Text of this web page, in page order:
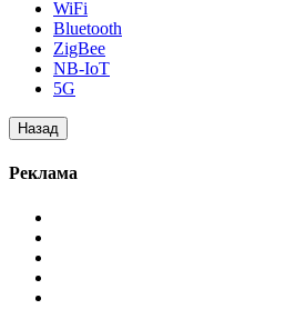
WiFi
Bluetooth
ZigBee
NB-IoT
5G
Реклама